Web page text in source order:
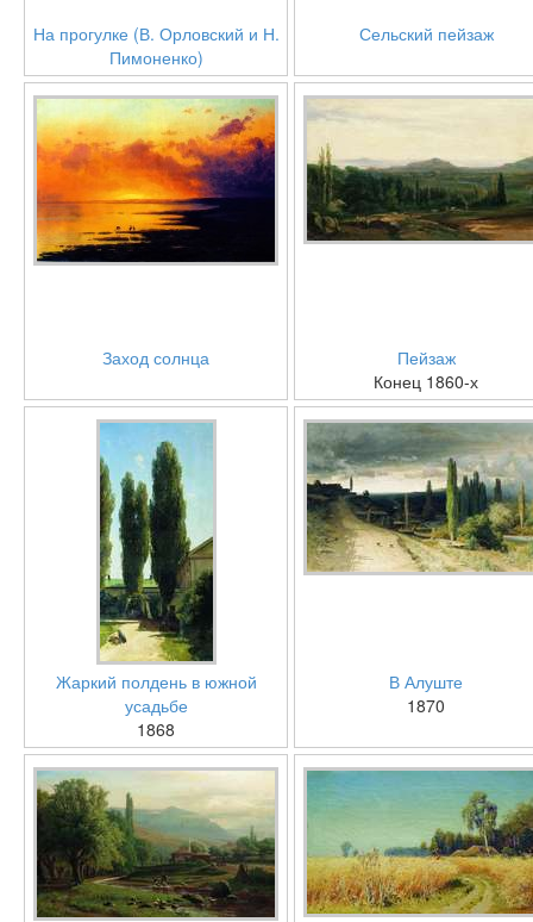
На прогулке (В. Орловский и Н.
Пимоненко)
Сельский пейзаж
Заход солнца
Пейзаж
Конец 1860-х
Жаркий полдень в южной
усадьбе
1868
В Алуште
1870